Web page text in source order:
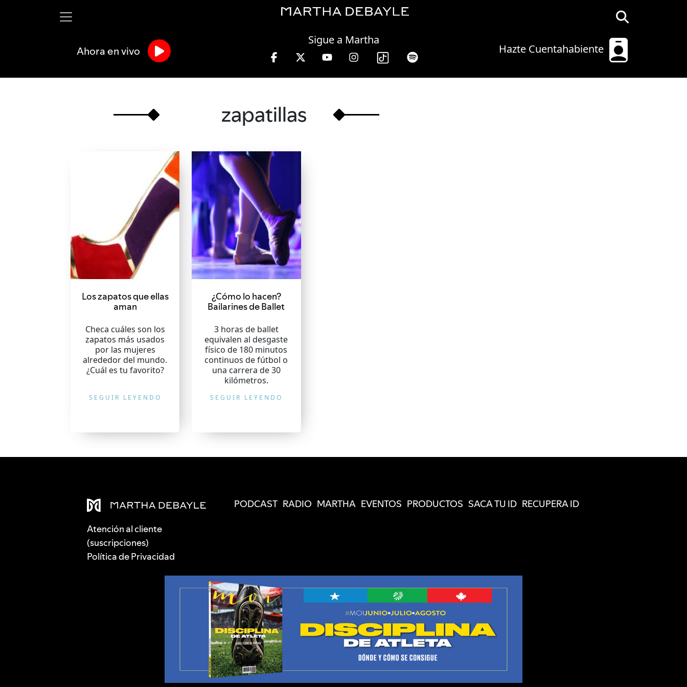
Hazte Cuentahabiente
Sigue a Martha
Ahora en vivo
zapatillas
Los zapatos que ellas
aman
Checa cuáles son los
zapatos más usados
por las mujeres
alrededor del mundo.
¿Cuál es tu favorito?
SEGUIR LEYENDO
¿Cómo lo hacen?
Bailarines de Ballet
3 horas de ballet
equivalen al desgaste
físico de 180 minutos
continuos de fútbol o
una carrera de 30
kilómetros.
SEGUIR LEYENDO
Atención al cliente
(suscripciones)
Política de Privacidad
PODCAST RADIO MARTHA EVENTOS PRODUCTOS SACA TU ID RECUPERA ID